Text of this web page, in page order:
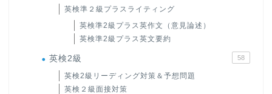
英検準２級プラスライティング
英検準2級プラス英作文（意見論述）
英検準2級プラス英文要約
英検2級 58
英検2級リーディング対策＆予想問題
英検２級面接対策